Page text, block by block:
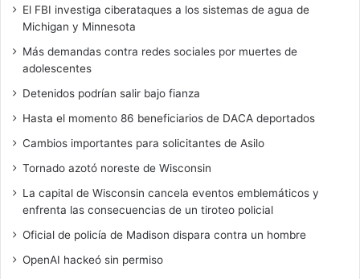
e
a
.
El FBI investiga ciberataques a los sistemas de agua de
Michigan y Minnesota
Más demandas contra redes sociales por muertes de
adolescentes
Detenidos podrían salir bajo fianza
Hasta el momento 86 beneficiarios de DACA deportados
Cambios importantes para solicitantes de Asilo
Tornado azotó noreste de Wisconsin
La capital de Wisconsin cancela eventos emblemáticos y
enfrenta las consecuencias de un tiroteo policial
Oficial de policía de Madison dispara contra un hombre
OpenAI hackeó sin permiso